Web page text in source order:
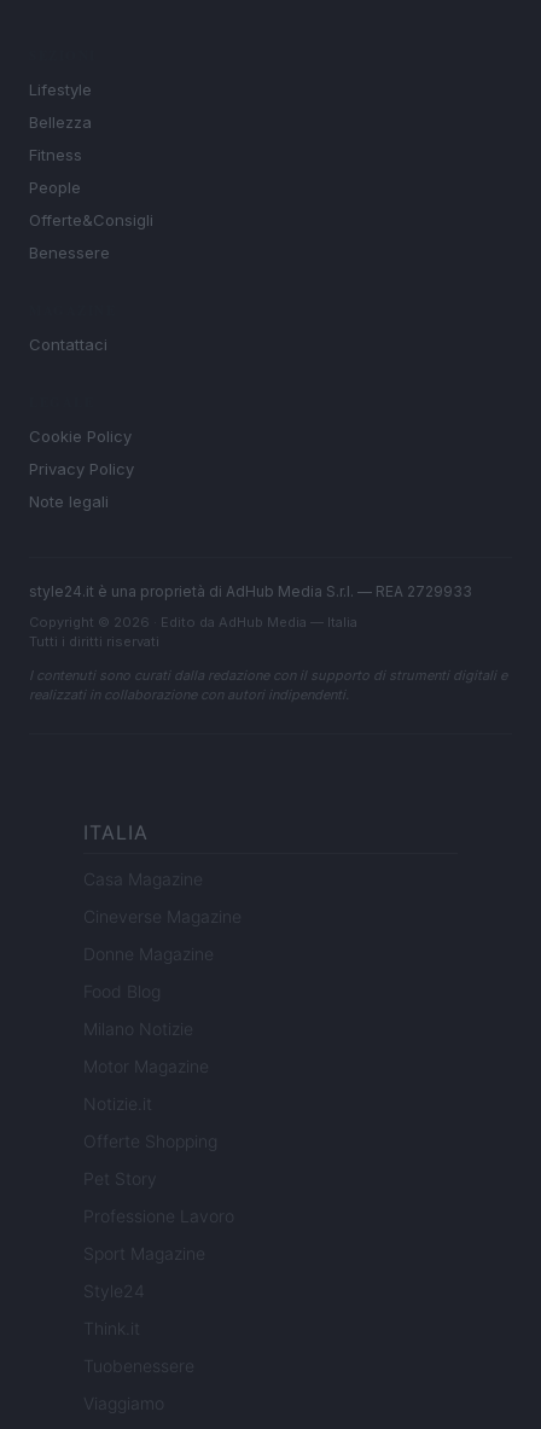
Lifestyle
Bellezza
Fitness
People
Offerte&Consigli
Benessere
Contattaci
Cookie Policy
Privacy Policy
Note legali
style24.it è una proprietà di AdHub Media S.r.l. — REA 2729933
Copyright © 2026 · Edito da AdHub Media — Italia
Tutti i diritti riservati
I contenuti sono curati dalla redazione con il supporto di strumenti digitali e
realizzati in collaborazione con autori indipendenti.
ITALIA
Casa Magazine
Cineverse Magazine
Donne Magazine
Food Blog
Milano Notizie
Motor Magazine
Notizie.it
Offerte Shopping
Pet Story
Professione Lavoro
Sport Magazine
Style24
Think.it
Tuobenessere
Viaggiamo